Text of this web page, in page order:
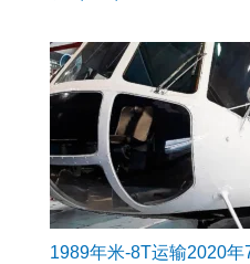
1989年米-8T运输2020年